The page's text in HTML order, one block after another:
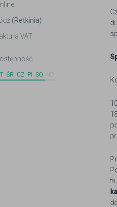
(Retkinia)
VAT
ŚR CZ PI SO